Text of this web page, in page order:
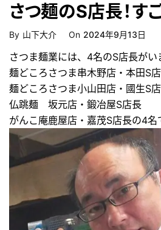
さつ麺のS店長！す
By 山下大介
Posted
On 2024年9月13日
さつま麺業には、4名のS店長がい
麺どころさつま串木野店・本田S
麺どころさつま小山田店・國生S
仏跳麺 坂元店・鍛冶屋S店長
がんこ庵鹿屋店・嘉茂S店長の4名